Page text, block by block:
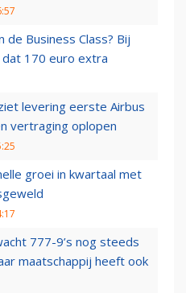
de Business Class? Bij
170 euro extra
levering eerste Airbus
vertraging oplopen
groei in kwartaal met
777-9’s nog steeds
maatschappij heeft ook